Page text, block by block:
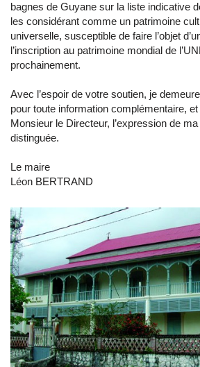
bagnes de Guyane sur la liste indicative
les considérant comme un patrimoine
universelle, susceptible de faire l’objet
l’inscription au patrimoine mondial de
prochainement.
Avec l’espoir de votre soutien, je
pour toute information complémentaire, et
Monsieur le Directeur, l’expression de
distinguée.
Le maire
Léon BERTRAND